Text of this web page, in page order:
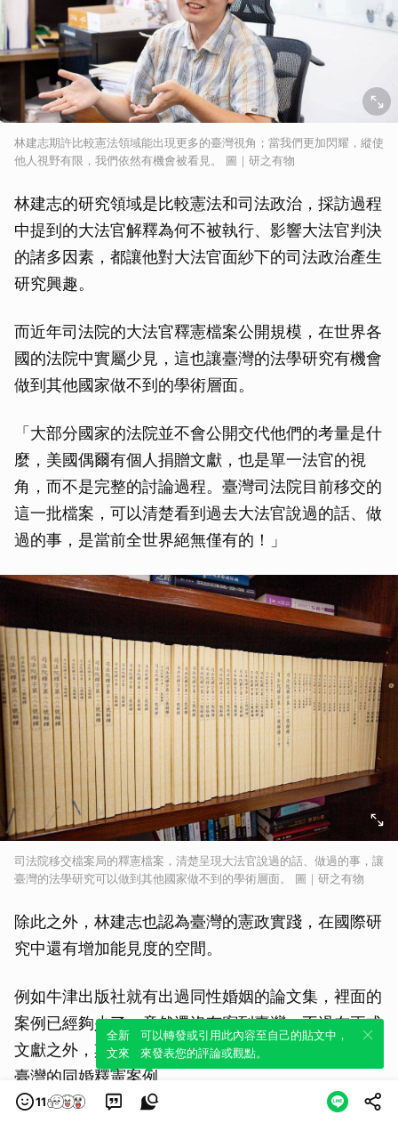
林建志期許比較憲法領域能出現更多的臺灣視角；當我們更加閃耀，縱使
他人視野有限，我們依然有機會被看見。 圖｜研之有物
林建志的研究領域是比較憲法和司法政治，採訪過程
中提到的大法官解釋為何不被執行、影響大法官判決
的諸多因素，都讓他對大法官面紗下的司法政治產生
研究興趣。
而近年司法院的大法官釋憲檔案公開規模，在世界各
國的法院中實屬少見，這也讓臺灣的法學研究有機會
做到其他國家做不到的學術層面。
「大部分國家的法院並不會公開交代他們的考量是什
麼，美國偶爾有個人捐贈文獻，也是單一法官的視
角，而不是完整的討論過程。臺灣司法院目前移交的
這一批檔案，可以清楚看到過去大法官說過的話、做
過的事，是當前全世界絕無僅有的！」
司法院移交檔案局的釋憲檔案，清楚呈現大法官說過的話、做過的事，讓
臺灣的法學研究可以做到其他國家做不到的學術層面。 圖｜研之有物
除此之外，林建志也認為臺灣的憲政實踐，在國際研
究中還有增加能見度的空間。
例如牛津出版社就有出過同性婚姻的論文集，裡面的
案例已經夠少了，竟然還沒有寫到臺灣。不過在正式
文獻之外，其實已有亞洲其他國家的法院，開始引用
臺灣的同婚釋憲案例。
11
全新體驗！一鍵引用此內容，透過發布貼
文來輕鬆表達個人立場。
可以轉發或引用此內容至自己的貼文中，
來發表您的評論或觀點。